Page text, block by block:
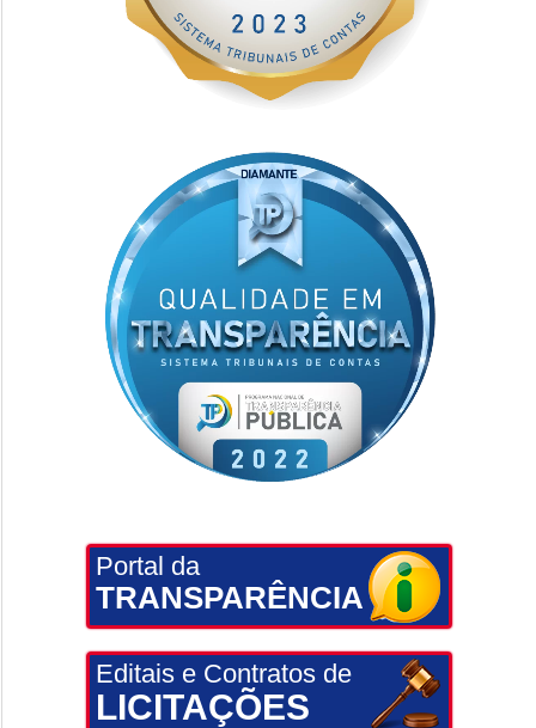
Portal da
TRANSPARÊNCIA
Editais e Contratos de
LICITAÇÕES